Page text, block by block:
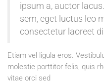
ipsum a, auctor
sem, eget luctus leo
consectetur laoreet
Etiam vel ligula eros.
molestie porttitor felis, quis
vitae orci sed